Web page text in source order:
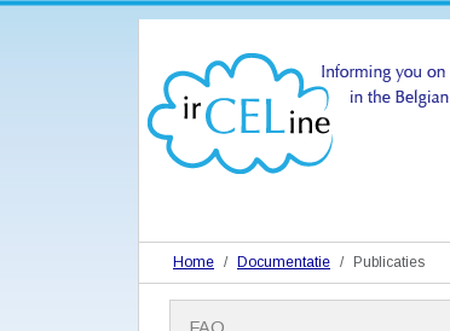
Home Documentatie Publicaties